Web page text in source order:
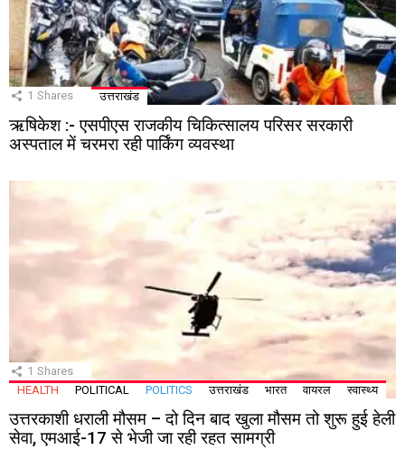
1 Shares उत्तराखंड
ऋषिकेश :- एसपीएस राजकीय चिकित्सालय परिसर सरकारी
अस्पताल में चरमरा रही पार्किंग व्यवस्था
1 Shares
HEALTH
POLITICAL POLITICS उत्तराखंड भारत वायरल स्वास्थ्य
उत्तरकाशी धराली मौसम – दो दिन बाद खुला मौसम तो शुरू हुई हेली
सेवा, एमआई-17 से भेजी जा रही रहत सामग्री